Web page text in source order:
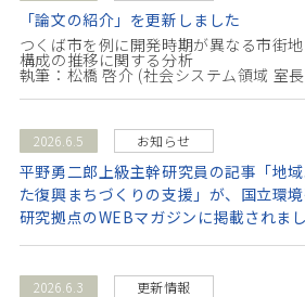
「論文の紹介」を更新しました
つくば市を例に開発時期が異なる市街
構成の推移に関する分析
執筆：松橋 啓介 (社会システム領域 室
2026.6.5 お知らせ
平野勇二郎上級主幹研究員の記事「地
た復興まちづくりの支援」が、国立環
研究拠点のWEBマガジンに掲載されま
2026.6.3 更新情報